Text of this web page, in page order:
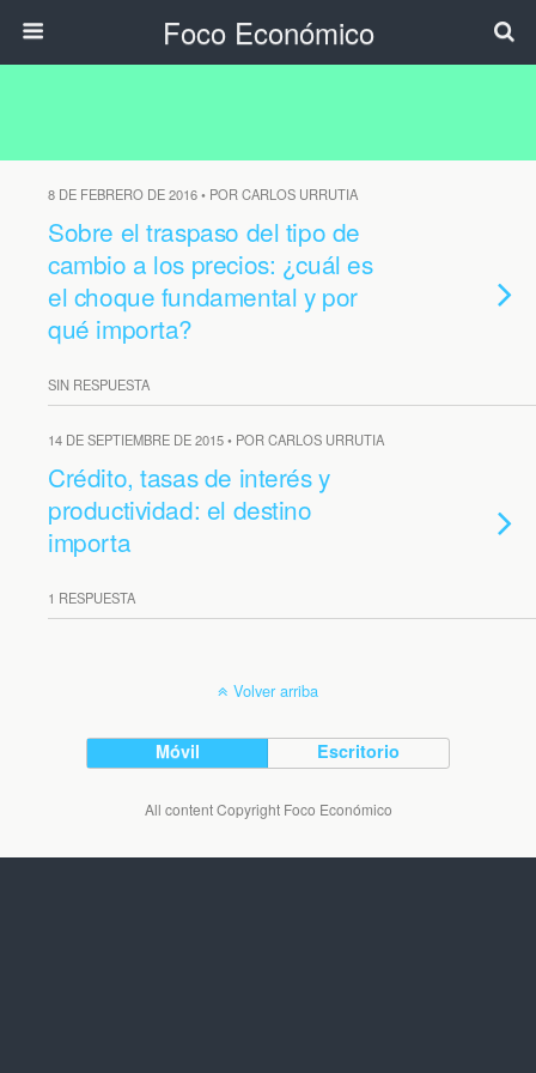
Foco Económico
8 DE FEBRERO DE 2016 • POR CARLOS URRUTIA
Sobre el traspaso del tipo de
cambio a los precios: ¿cuál es
el choque fundamental y por
qué importa?
SIN RESPUESTA
14 DE SEPTIEMBRE DE 2015 • POR CARLOS URRUTIA
Crédito, tasas de interés y
productividad: el destino
importa
1 RESPUESTA
Volver arriba
Móvil Escritorio
All content Copyright Foco Económico